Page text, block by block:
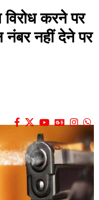
करने पर
नंबर नहीं देने पर